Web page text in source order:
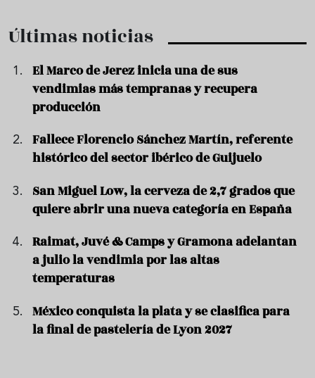
Últimas noticias
El Marco de Jerez inicia una de sus
vendimias más tempranas y recupera
producción
Fallece Florencio Sánchez Martín, referente
histórico del sector ibérico de Guijuelo
San Miguel Low, la cerveza de 2,7 grados que
quiere abrir una nueva categoría en España
Raimat, Juvé & Camps y Gramona adelantan
a julio la vendimia por las altas
temperaturas
México conquista la plata y se clasifica para
la final de pastelería de Lyon 2027